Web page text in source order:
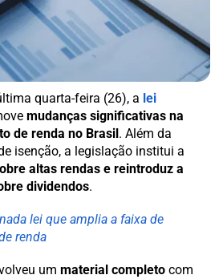
quarta-feira (26), a lei
mudanças significativas na
de renda no Brasil. Além da
isenção, a legislação institui a
altas rendas e reintroduz a
dividendos.
lei que amplia a faixa de
renda
um material completo com